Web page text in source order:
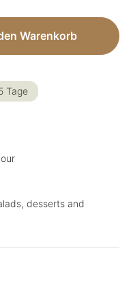
gewünschten
Warenkorb
Tage
desserts and